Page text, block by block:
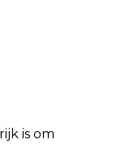
is om